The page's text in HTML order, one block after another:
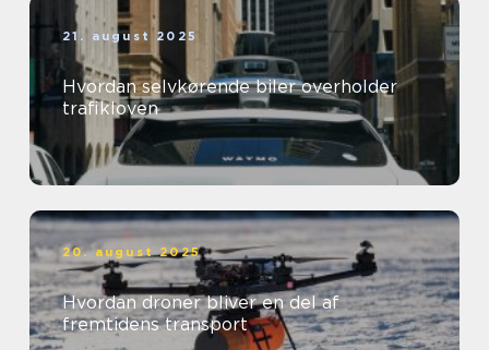
21. august 2025
Hvordan selvkørende biler overholder
trafikloven
20. august 2025
Hvordan droner bliver en del af
fremtidens transport